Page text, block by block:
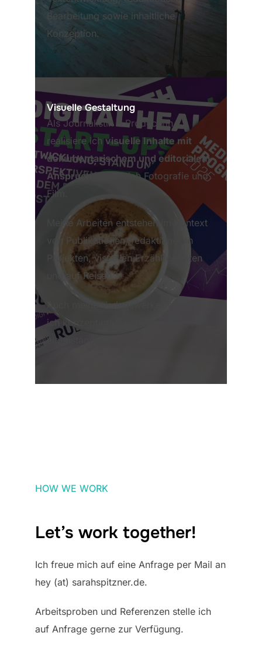
Bearbeitung sowie inhaltliche
Konzeption.
Visuelle Gestaltung
Als Journalistin & Producerin
realisiere ichvisuelle Inhalte mit
dokumentarischem und editorialem
Anspruchim Bereich Fotografie und
Film.
Meine Arbeiten entstehen im Kontext
von Publikationen, redaktionellen
Projekten, visuellen Erzählformaten
und auf Reisen.
Auch meine Verlagswerke
ich konzeptionell und gestalterisch
eigenständig.
HOW WE WORK
Let’s work together!
Ich freue mich auf eine Anfrage per Mail an
hey (at) sarahspitzner.de.
Arbeitsproben und Referenzen stelle ich
auf Anfrage gerne zur Verfügung.